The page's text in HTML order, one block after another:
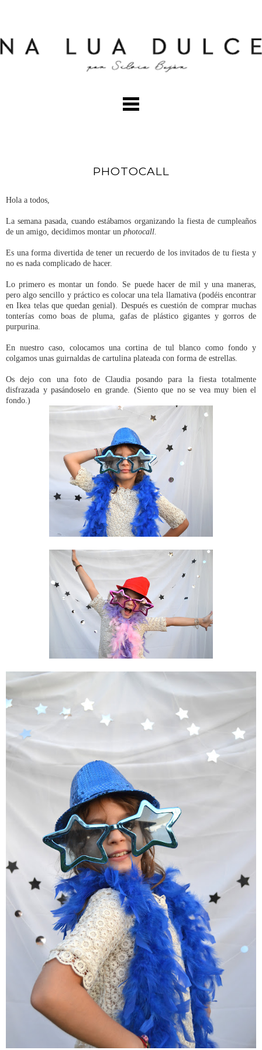
PHOTOCALL
Hola a todos,
La semana pasada, cuando estábamos organizando la fiesta de cumpleaños
de un amigo, decidimos montar un photocall.
Es una forma divertida de tener un recuerdo de los invitados de tu fiesta y
no es nada complicado de hacer.
Lo primero es montar un fondo. Se puede hacer de mil y una maneras,
pero algo sencillo y práctico es colocar una tela llamativa (podéis encontrar
en Ikea telas que quedan genial). Después es cuestión de comprar muchas
tonterías como boas de pluma, gafas de plástico gigantes y gorros de
purpurina.
En nuestro caso, colocamos una cortina de tul blanco como fondo y
colgamos unas guirnaldas de cartulina plateada con forma de estrellas.
Os dejo con una foto de Claudia posando para la fiesta totalmente
disfrazada y pasándoselo en grande. (Siento que no se vea muy bien el
fondo.)